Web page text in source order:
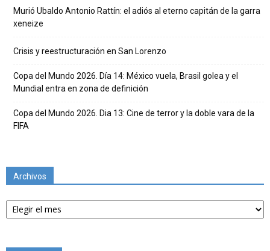
Murió Ubaldo Antonio Rattín: el adiós al eterno capitán de la garra
xeneize
Crisis y reestructuración en San Lorenzo
Copa del Mundo 2026. Día 14: México vuela, Brasil golea y el
Mundial entra en zona de definición
Copa del Mundo 2026. Dia 13: Cine de terror y la doble vara de la
FIFA
Archivos
Archivos